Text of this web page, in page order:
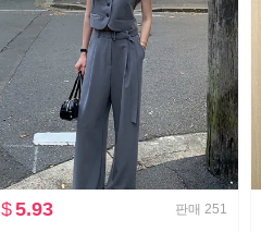
$5.93 판매 251